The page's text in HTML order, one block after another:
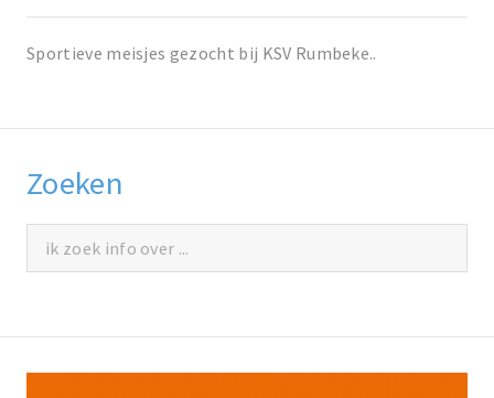
Sportieve meisjes gezocht bij KSV Rumbeke..
Zoeken